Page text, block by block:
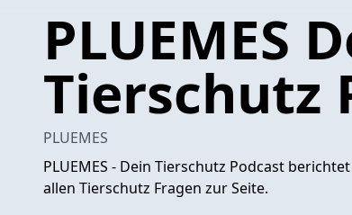
PLUEMES
Tierschutz
PLUEMES
PLUEMES - Dein Tierschutz Podcast
allen Tierschutz Fragen zur Seite.